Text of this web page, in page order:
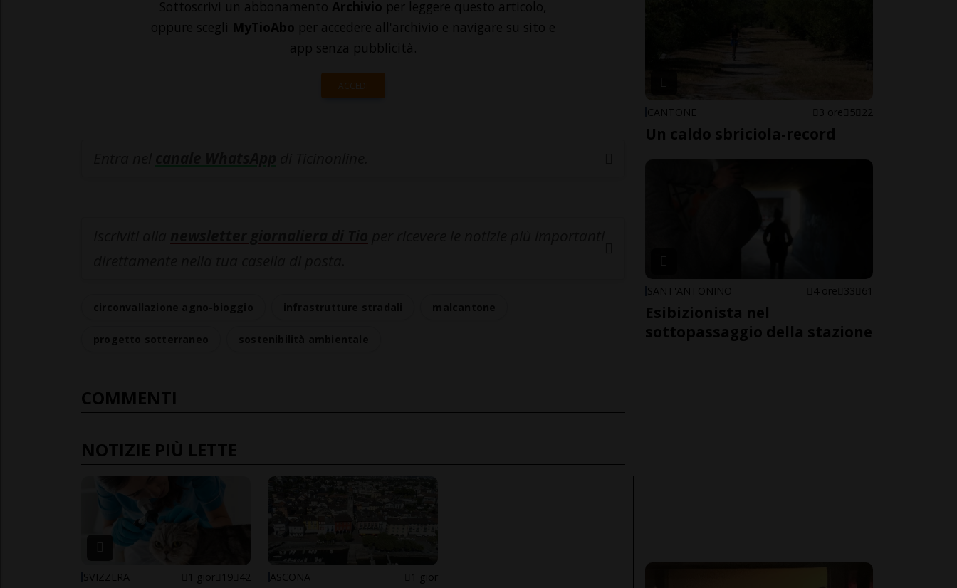
Sottoscrivi un abbonamento Archivio per leggere questo articolo,
oppure scegli MyTioAbo per accedere all'archivio e navigare su sito e
app senza pubblicità.
ACCEDI
COMMENTI
NOTIZIE PIÙ LETTE
SVIZZERA 1 gior 19 42 ASCONA 1 gior
CANTONE 3 ore 5 22
Un caldo sbriciola-record
SANT'ANTONINO 4 ore 33 61
Esibizionista nel
sottopassaggio della stazione